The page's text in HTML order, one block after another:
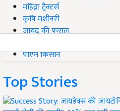
महिंद्रा ट्रैक्टर्स
कृषि मशीनरी
जायद की फसल
पीएम किसान
Top Stories